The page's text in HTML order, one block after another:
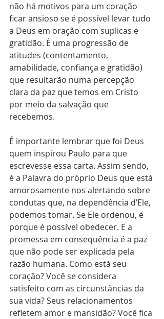
não há motivos para um coração
ficar ansioso se é possível levar tudo
a Deus em oração com suplicas e
gratidão. É uma progressão de
atitudes (contentamento,
amabilidade, confiança e gratidão)
que resultarão numa percepção
clara da paz que temos em Cristo
por meio da salvação que
recebemos.
É importante lembrar que foi Deus
quem inspirou Paulo para que
escrevesse essa carta. Assim sendo,
é a Palavra do próprio Deus que está
amorosamente nos alertando sobre
condutas que, na dependência d’Ele,
podemos tomar. Se Ele ordenou, é
porque é possível obedecer. E a
promessa em consequência é a paz
que não pode ser explicada pela
razão humana. Como está seu
coração? Você se considera
satisfeito com as circunstâncias da
sua vida? Seus relacionamentos
refletem amor e mansidão? Você fica